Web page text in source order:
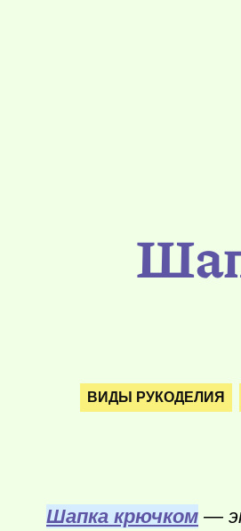
ВИДЫ РУКОДЕЛИЯ
Шапка крючком —